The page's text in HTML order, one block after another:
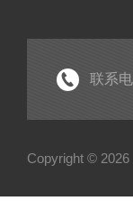
联系
Copyright ©